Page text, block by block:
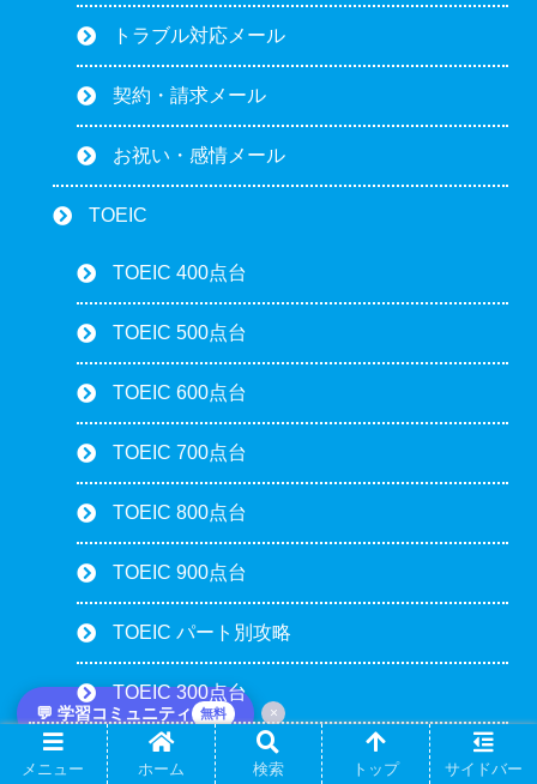
💬 学習コミュニティ 無料 ×
トラブル対応メール
契約・請求メール
お祝い・感情メール
TOEIC
TOEIC 400点台
TOEIC 500点台
TOEIC 600点台
TOEIC 700点台
TOEIC 800点台
TOEIC 900点台
TOEIC パート別攻略
TOEIC 300点台
勉強ブログ
メニュー ホーム 検索 トップ サイドバー